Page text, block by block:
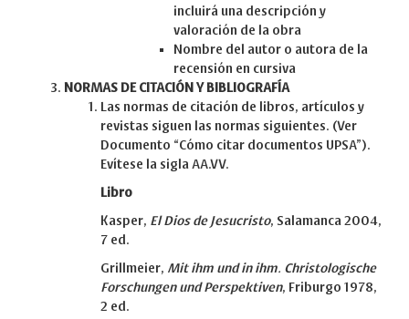
incluirá una descripción y
valoración de la obra
Nombre del autor o autora de la
recensión en cursiva
NORMAS DE CITACIÓN Y BIBLIOGRAFÍA
Las normas de citación de libros, artículos y
revistas siguen las normas siguientes. (Ver
Documento “Cómo citar documentos UPSA”).
Evítese la sigla AA.VV.
Libro
Kasper, El Dios de Jesucristo, Salamanca 2004,
7 ed.
Grillmeier, Mit ihm und in ihm. Christologische
Forschungen und Perspektiven, Friburgo 1978,
2 ed.